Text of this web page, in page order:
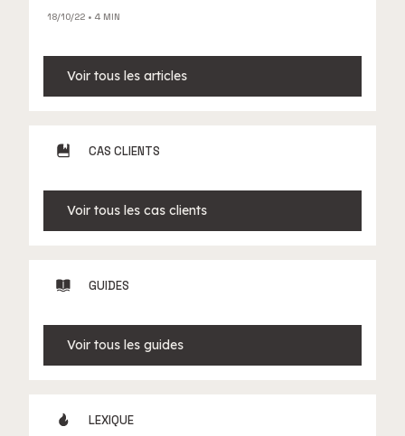
18/10/22 • 4 MIN
Voir tous les articles
CAS CLIENTS
Voir tous les cas clients
GUIDES
Voir tous les guides
LEXIQUE